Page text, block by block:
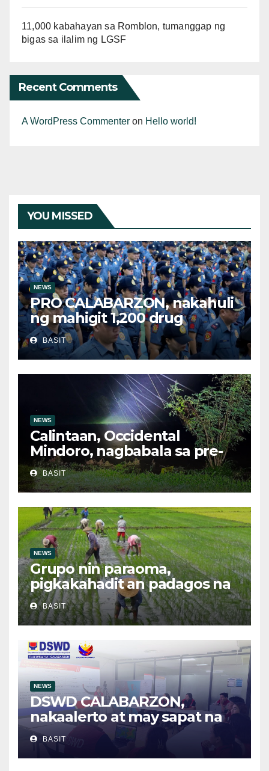
11,000 kabahayan sa Romblon, tumanggap ng
bigas sa ilalim ng LGSF
Recent Comments
A WordPress Commenter on Hello world!
YOU MISSED
NEWS
PRO CALABARZON, nakahuli
ng mahigit 1,200 drug
suspects at tinatayang nasa
Php29.6M halaga ng ilegal na
droga nasamsam noong
Hulyo
BASIT
NEWS
Calintaan, Occidental
Mindoro, nagbabala sa pre-
evacuation dahil sa malakas
na ulan
BASIT
NEWS
Grupo nin paraoma,
pigkakahadit an padagos na
importasyon kasabay kan
nakatalaan na anihan
BASIT
NEWS
DSWD CALABARZON,
nakaalerto at may sapat na
relief supplies para sa
posibleng epekto ng
Bagyong Maymay at Habagat
BASIT